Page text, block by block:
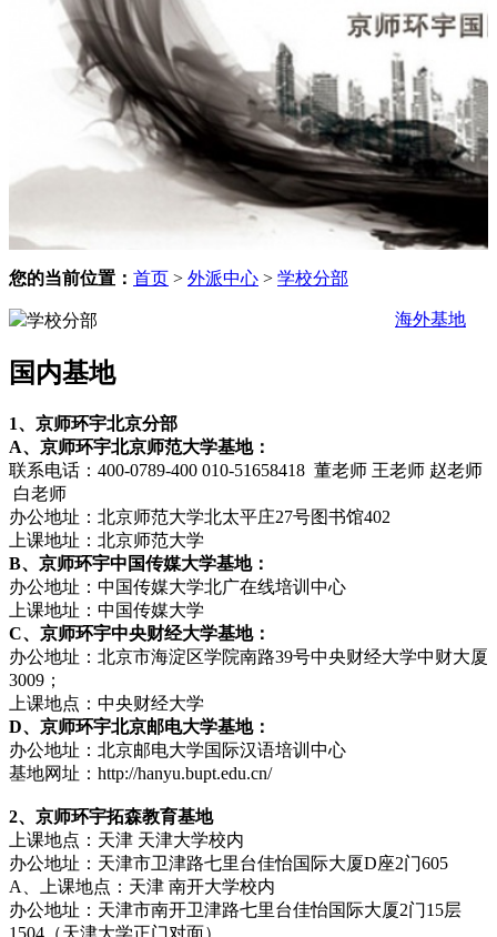
您的当前位置： 首页 > 外派中心 > 学校分部
海外基地
学校分部
国内基地
1、京师环宇北京分部
A、京师环宇北京师范大学基地：
联系电话：400-0789-400 010-51658418 董老师 王老师 赵老师
白老师
办公地址：北京师范大学北太平庄27号图书馆402
上课地址：北京师范大学
B、京师环宇中国传媒大学基地：
办公地址：中国传媒大学北广在线培训中心
上课地址：中国传媒大学
C、京师环宇中央财经大学基地：
办公地址：北京市海淀区学院南路39号中央财经大学中财大厦
3009；
上课地点：中央财经大学
D、京师环宇北京邮电大学基地：
办公地址：北京邮电大学国际汉语培训中心
基地网址：http://hanyu.bupt.edu.cn/
2、京师环宇拓森教育基地
上课地点：天津 天津大学校内
办公地址：天津市卫津路七里台佳怡国际大厦D座2门605
A、上课地点：天津 南开大学校内
办公地址：天津市南开卫津路七里台佳怡国际大厦2门15层
1504（天津大学正门对面）